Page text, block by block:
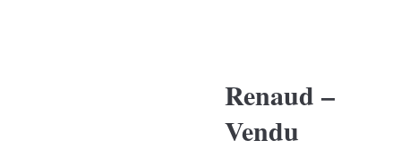
Renaud –
Vendu